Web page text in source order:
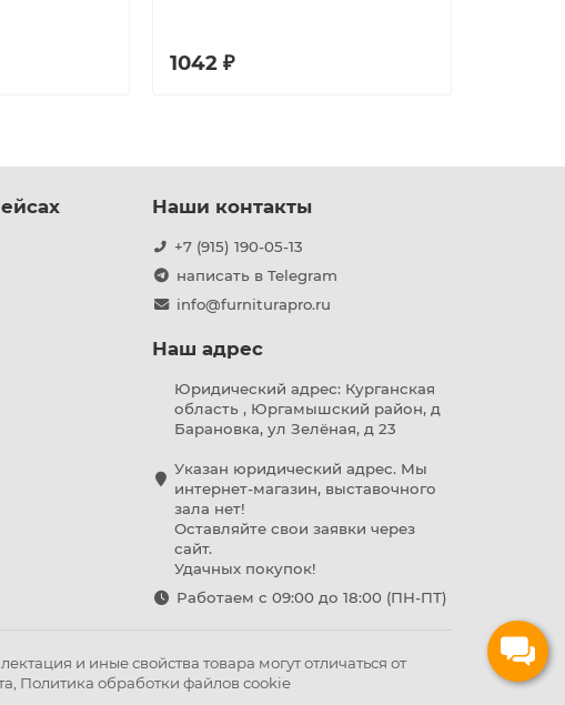
1042 ₽
Наши контакты
+7 (915) 190-05-13
написать в Telegram
info@furniturapro.ru
Наш адрес
Юридический адрес: Курганская
область , Юргамышский район, д
Барановка, ул Зелёная, д 23
Указан юридический адрес. Мы
интернет-магазин, выставочного
зала нет!
Оставляйте свои заявки через
сайт.
Удачных покупок!
Работаем с 09:00 до 18:00 (ПН-ПТ)
и иные свойства товара могут отличаться от
Политика обработки файлов cookie